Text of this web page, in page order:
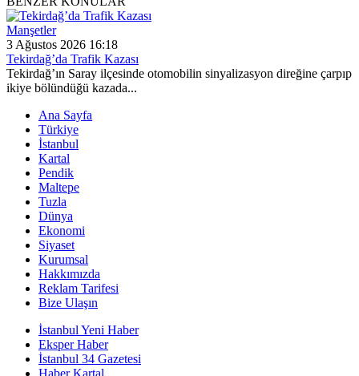
Manşetler
3 Ağustos 2026 16:18
Tekirdağ’da Trafik Kazası
Tekirdağ’ın Saray ilçesinde otomobilin sinyalizasyon direğine çarpıp
ikiye bölündüğü kazada...
Ana Sayfa
Türkiye
İstanbul
Kartal
Pendik
Maltepe
Tuzla
Dünya
Ekonomi
Siyaset
Kurumsal
Hakkımızda
Reklam Tarifesi
Bize Ulaşın
İstanbul Yeni Haber
Eksper Haber
İstanbul 34 Gazetesi
Haber Kartal